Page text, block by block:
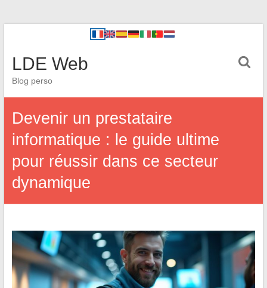
LDE Web
Blog perso
Devenir un prestataire
informatique : le guide ultime
pour réussir dans ce secteur
dynamique